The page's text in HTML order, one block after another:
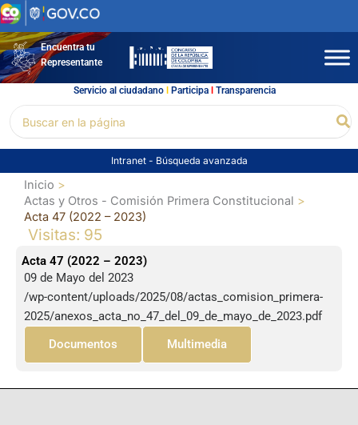
Ir
al
contenidoEncuentra tu
Representante
Servicio al ciudadano l Participal Transparencia
por:
Intranet - Búsqueda avanzada
Inicio
Actas y Otros - Comisión Primera Constitucional
Acta 47 (2022 – 2023)
Visitas: 95
Acta 47 (2022 – 2023)
09 de Mayo del 2023
/wp-content/uploads/2025/08/actas_comision_primera-
2025/anexos_acta_no_47_del_09_de_mayo_de_2023.pdf
Documentos
Multimedia